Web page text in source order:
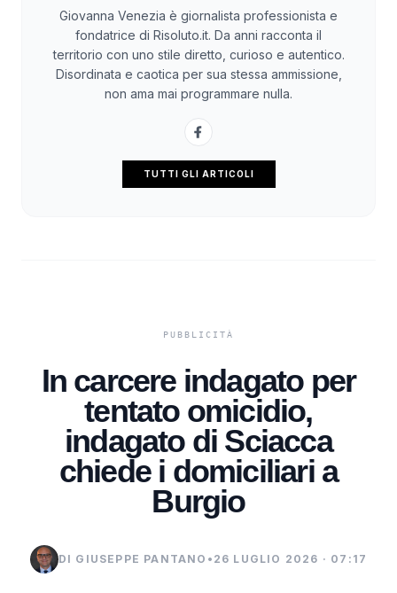
Giovanna Venezia è giornalista professionista e
fondatrice di Risoluto.it. Da anni racconta il
territorio con uno stile diretto, curioso e autentico.
Disordinata e caotica per sua stessa ammissione,
non ama mai programmare nulla.
TUTTI GLI ARTICOLI
In carcere indagato per
tentato omicidio,
indagato di Sciacca
chiede i domiciliari a
Burgio
DI GIUSEPPE PANTANO • 26 LUGLIO 2026 · 07:17